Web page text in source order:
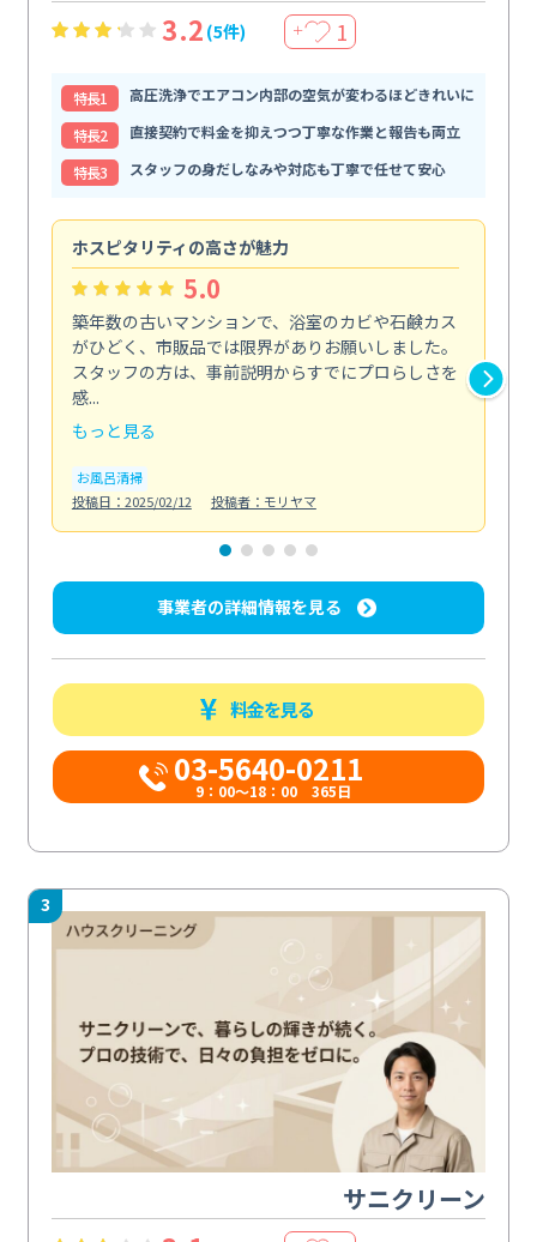
3.2 (5件) ＋ 1
特⻑1
高圧洗浄でエアコン内部の空気が変わるほどきれいに
特⻑2
直接契約で料金を抑えつつ丁寧な作業と報告も両立
特⻑3
スタッフの身だしなみや対応も丁寧で任せて安心
ホスピタリティの高さが魅力
5.0
築年数の古いマンションで、浴室のカビや石鹸カス
がひどく、市販品では限界がありお願いしました。
スタッフの方は、事前説明からすでにプロらしさを
感...
もっと見る
お風呂清掃
投稿日：2025/02/12
投稿者：モリヤマ
事業者の詳細情報を見る
料金を見る
03-5640-0211
9：00～18：00 365日
3
サニクリーン